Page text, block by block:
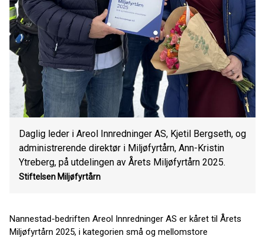
Daglig leder i Areol Innredninger AS, Kjetil Bergseth, og
administrerende direktør i Miljøfyrtårn, Ann-Kristin
Ytreberg, på utdelingen av Årets Miljøfyrtårn 2025.
Stiftelsen Miljøfyrtårn
Nannestad-bedriften Areol Innredninger AS er kåret til Årets
Miljøfyrtårn 2025, i kategorien små og mellomstore